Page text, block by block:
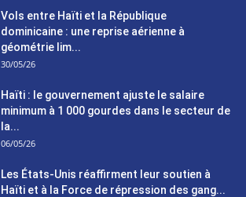
Vols entre Haïti et la République
dominicaine : une reprise aérienne à
géométrie lim...
30/05/26
Haïti : le gouvernement ajuste le salaire
minimum à 1 000 gourdes dans le secteur de
la...
06/05/26
Les États-Unis réaffirment leur soutien à
Haïti et à la Force de répression des gang...